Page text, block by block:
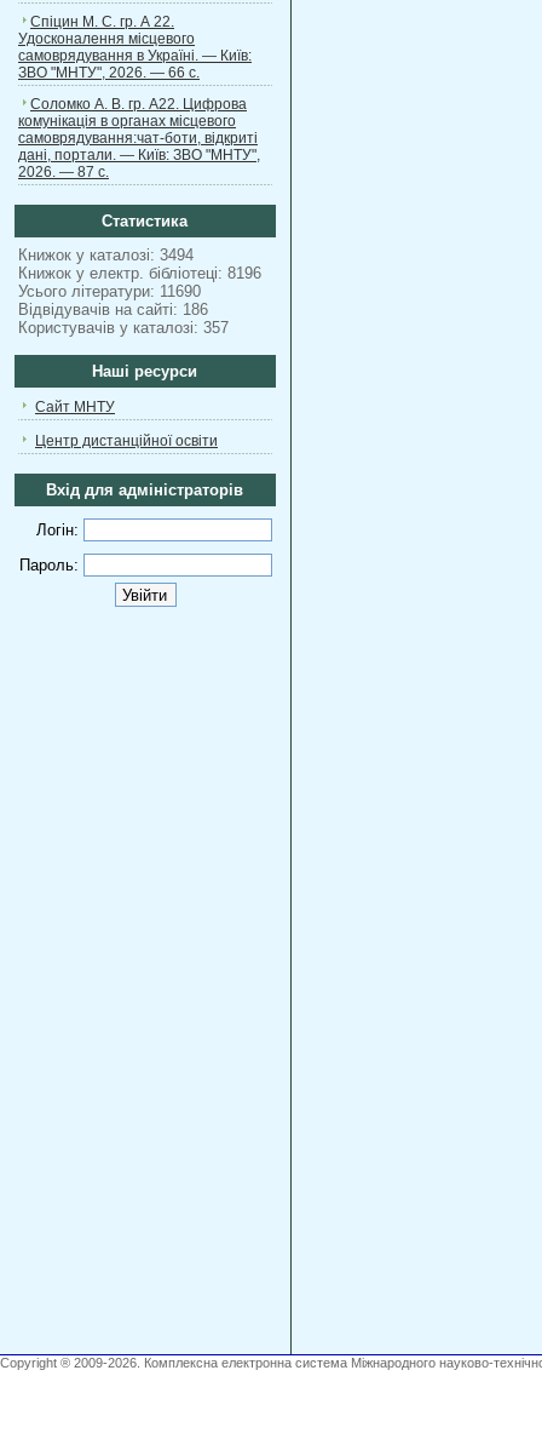
Спіцин М. С. гр. А 22.
Удосконалення місцевого
самоврядування в Україні. — Київ:
ЗВО "МНТУ", 2026. — 66 с.
Соломко А. В. гр. А22. Цифрова
комунікація в органах місцевого
самоврядування:чат-боти, відкриті
дані, портали. — Київ: ЗВО "МНТУ",
2026. — 87 с.
Статистика
Книжок у каталозі: 3494
Книжок у електр. бібліотеці: 8196
Усього літератури: 11690
Відвідувачів на сайті: 186
Користувачів у каталозі: 357
Наші ресурси
Сайт МНТУ
Центр дистанційної освіти
Вхід для адміністраторів
Логін:
Пароль:
Copyright ® 2009-2026. Комплексна електронна система Міжнародного науково-